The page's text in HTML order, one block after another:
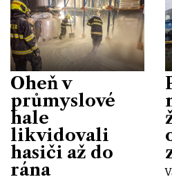
Oheň v
průmyslové
hale
likvidovali
hasiči až do
rána